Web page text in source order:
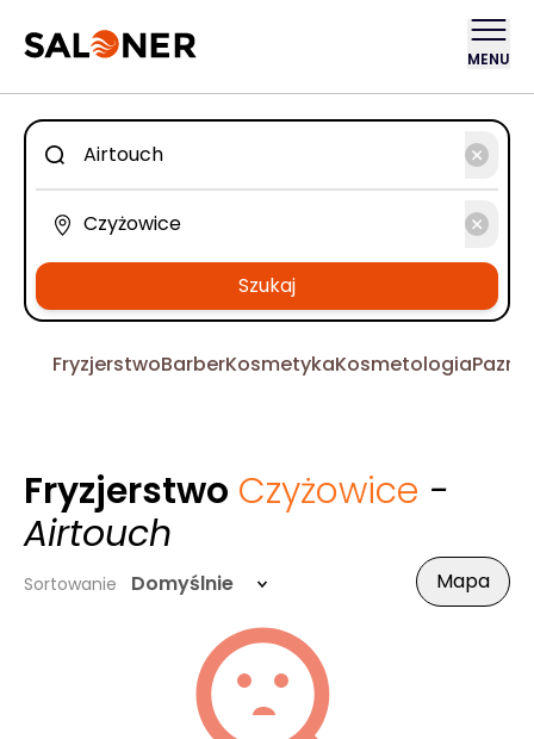
MENU
Szukaj
FryzjerstwoBarberKosmetykaKosmetologia
Fryzjerstwo Czyżowice -
Airtouch
Sortowanie Domyślnie Mapa